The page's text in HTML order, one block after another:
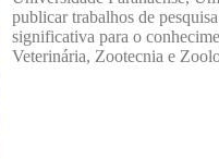
publicar trabalhos de
significativa para o
Veterinária, Zootecnia e